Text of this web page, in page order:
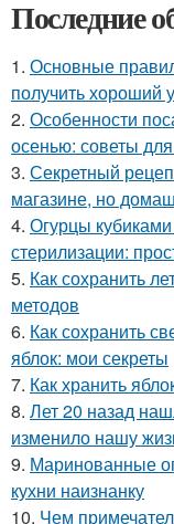
Последние
1. Основные
получить хороший
2. Особенности
осенью: советы
3. Секретный
магазине, но
4. Огурцы
стерилизации:
5. Как сохранить
методов
6. Как сохранить
яблок: мои секреты
7. Как хранить
8. Лет 20 назад
изменило нашу
9. Маринованные
кухни наизнанку
10. Чем